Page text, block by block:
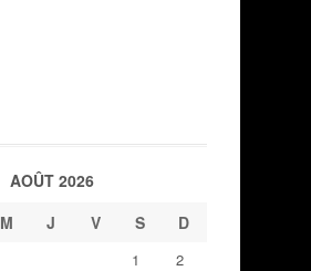
AOÛT 2026
M J V S D
1
2